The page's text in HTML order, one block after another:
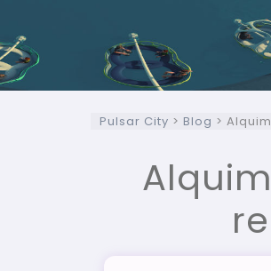
Pulsar City > Blog >